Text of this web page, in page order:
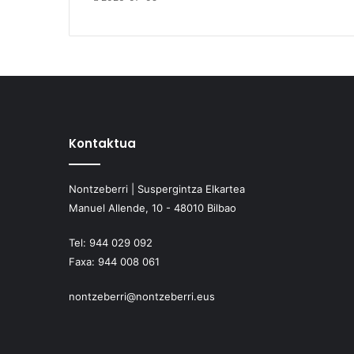
Kontaktua
Nontzeberri | Suspergintza Elkartea
Manuel Allende, 10 - 48010 Bilbao
Tel: 944 029 092
Faxa: 944 008 061
nontzeberri@nontzeberri.eus